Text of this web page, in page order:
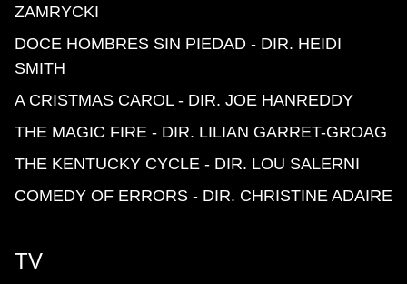
ZAMRYCKI
DOCE HOMBRES SIN PIEDAD - DIR. HEIDI
SMITH
A CRISTMAS CAROL - DIR. JOE HANREDDY
THE MAGIC FIRE - DIR. LILIAN GARRET-GROAG
THE KENTUCKY CYCLE - DIR. LOU SALERNI
COMEDY OF ERRORS - DIR. CHRISTINE ADAIRE
TV